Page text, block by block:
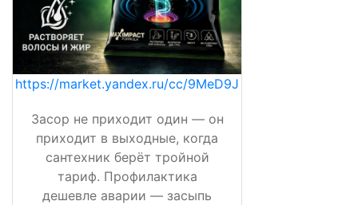
https://market.yandex.ru/cc/9MeD9J
Засор не приходит один — он
приходит в выходные, когда
сантехник берёт тройной
тариф. Профилактика
дешевле аварии — засыпь